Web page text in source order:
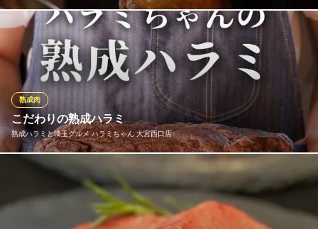
埼玉県さいたま市大宮区桜木町4-892
大宮初！シュラスコ専門店がOPENしました！鉄串に豪快にお肉
を刺して頂くシュラスコ♪出来立てをお客様の目の前で食べたい量
だけ切り分けさせて頂きます！焼き肉やこだわりの希少部位のお
肉をはじめ焼き野菜からフルーツまで！種類豊富にご用意してお
ります！食材の旨味が凝縮されたジューシーな美味しさをご堪能
下さい♪
シュラスコレストラン カレンドゥラ
シュラスコ専門食べ放題
ＪＲ大宮駅 徒歩5分
埼玉県さいたま市大宮区宮町2-8-2 第9松ビル2F
こだわりの熟成ハラミ
熟成ハラミと埼玉グルメ ハラミちゃん 大宮西口店
熟成肉
【お店で熟成】"熟成＝肉×発酵菌×時間"試行錯誤を繰り返して、
ハラミを一番美味しい状態にする研究をし、現在お店で提供する
熟成ハラミが生まれました。柔らかく旨味が凝縮されたハラミち
ゃん自慢の熟成ハラミをご堪能ください。